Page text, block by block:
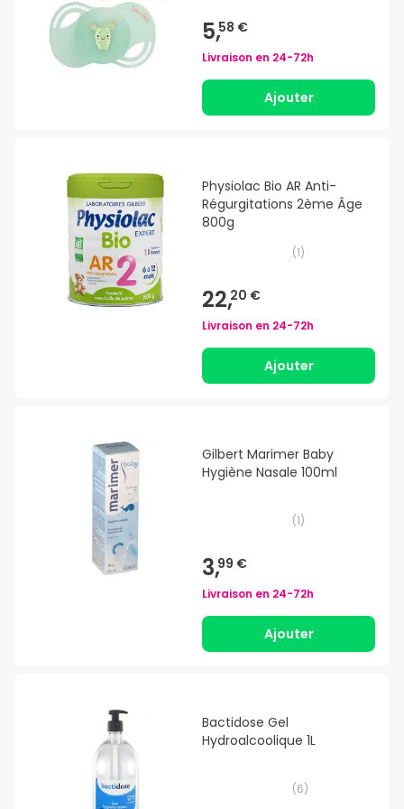
5,58 €
Livraison en 24-72h
Ajouter
Physiolac Bio AR Anti-
Régurgitations 2ème Âge
800g
(1)
22,20 €
Livraison en 24-72h
Ajouter
Gilbert Marimer Baby
Hygiène Nasale 100ml
(1)
3,99 €
Livraison en 24-72h
Ajouter
Bactidose Gel
Hydroalcoolique 1L
(6)